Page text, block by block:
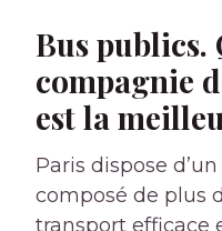
Bus publics.
compagnie
est la
Paris dispose
composé de plus
transport efficace